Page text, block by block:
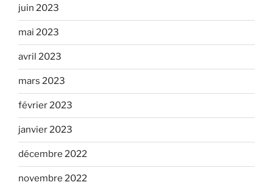
juin 2023
mai 2023
avril 2023
mars 2023
février 2023
janvier 2023
décembre 2022
novembre 2022